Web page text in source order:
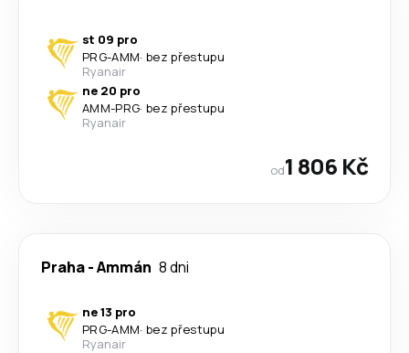
st 09 pro
PRG-AMM· bez přestupu
Ryanair
ne 20 pro
AMM-PRG· bez přestupu
Ryanair
od1 806 Kč
Praha-Ammán 8 dni
ne 13 pro
PRG-AMM· bez přestupu
Ryanair